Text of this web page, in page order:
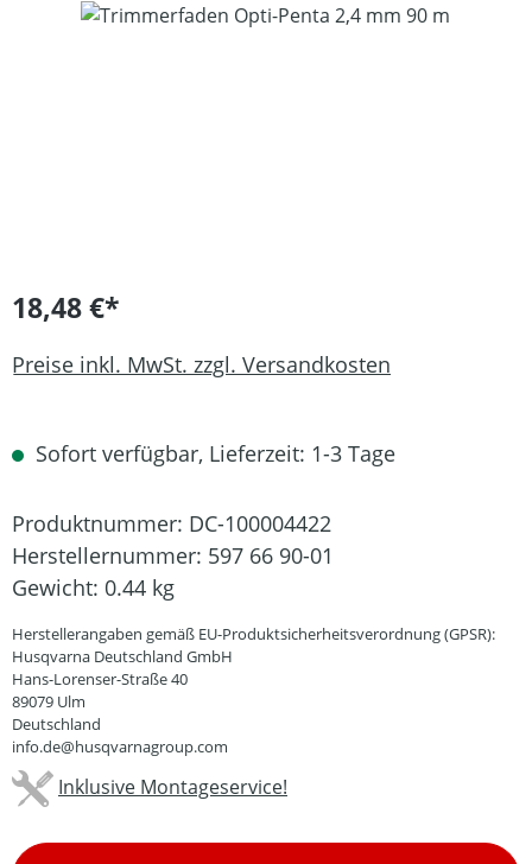
Bildergalerie überspringen
18,48 €*
Preise inkl. MwSt. zzgl. Versandkosten
Sofort verfügbar, Lieferzeit: 1-3 Tage
Produktnummer: DC-100004422
Herstellernummer: 597 66 90-01
Gewicht: 0.44 kg
Herstellerangaben gemäß EU-Produktsicherheitsverordnung (GPSR):
Husqvarna Deutschland GmbH
Hans-Lorenser-Straße 40
89079 Ulm
Deutschland
info.de@husqvarnagroup.com
Inklusive Montageservice!